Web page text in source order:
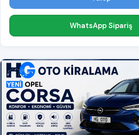
WhatsApp Sipariş